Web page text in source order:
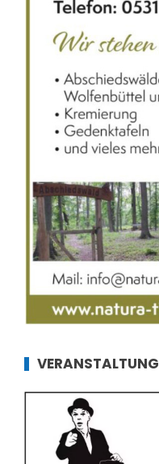
VERANSTALTUNG